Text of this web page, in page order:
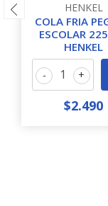
HENKEL
COLA FRIA
ESCOLAR
HENKEL
+
-
$2.490